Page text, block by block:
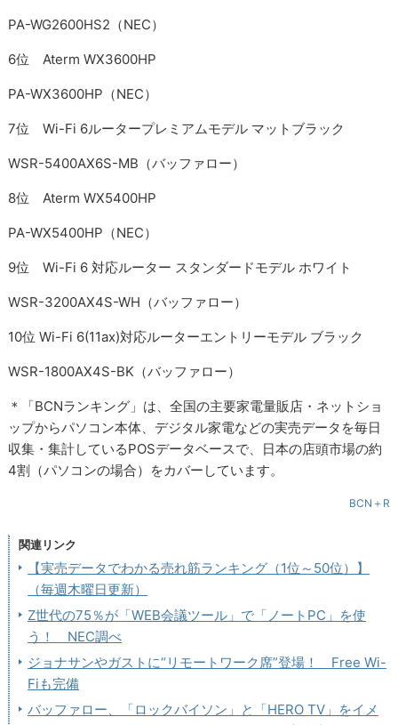
PA-WG2600HS2（NEC）
6位 Aterm WX3600HP
PA-WX3600HP（NEC）
7位 Wi-Fi 6ルータープレミアムモデル マットブラック
WSR-5400AX6S-MB（バッファロー）
8位 Aterm WX5400HP
PA-WX5400HP（NEC）
9位 Wi-Fi 6 対応ルーター スタンダードモデル ホワイト
WSR-3200AX4S-WH（バッファロー）
10位 Wi-Fi 6(11ax)対応ルーターエントリーモデル ブラック
WSR-1800AX4S-BK（バッファロー）
＊「BCNランキング」は、全国の主要家電量販店・ネットショ
ップからパソコン本体、デジタル家電などの実売データを毎日
収集・集計しているPOSデータベースで、日本の店頭市場の約
4割（パソコンの場合）をカバーしています。
BCN＋R
関連リンク
【実売データでわかる売れ筋ランキング（1位～50位）】
（毎週木曜日更新）
Z世代の75％が「WEB会議ツール」で「ノートPC」を使
う！ NEC調べ
ジョナサンやガストに“リモートワーク席”登場！ Free Wi-
Fiも完備
バッファロー、「ロックバイソン」と「HERO TV」をイメ